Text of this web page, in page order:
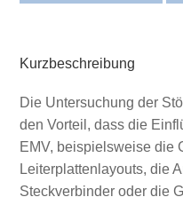
Kurzbeschreibung
Die Untersuchung der
den Vorteil, dass die
EMV, beispielsweise die
Leiterplattenlayouts, die
Steckverbinder oder die